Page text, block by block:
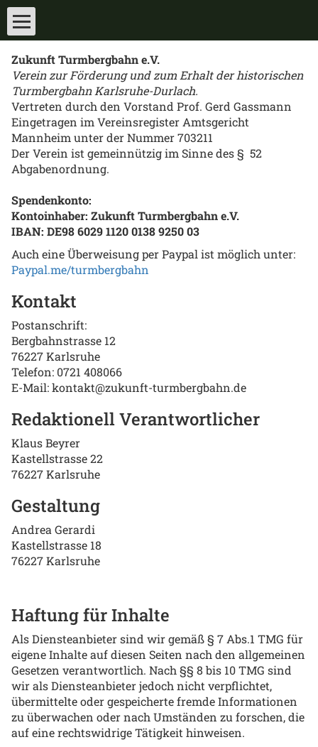
Zukunft Turmbergbahn e.V.
Verein zur Förderung und zum Erhalt der historischen
Turmbergbahn Karlsruhe-Durlach.
Vertreten durch den Vorstand Prof. Gerd Gassmann
Eingetragen im Vereinsregister Amtsgericht
Mannheim unter der Nummer 703211
Der Verein ist gemeinnützig im Sinne des § 52
Abgabenordnung.
Spendenkonto:
Kontoinhaber: Zukunft Turmbergbahn e.V.
IBAN: DE98 6029 1120 0138 9250 03
Auch eine Überweisung per Paypal ist möglich unter:
Paypal.me/turmbergbahn
Kontakt
Postanschrift:
Bergbahnstrasse 12
76227 Karlsruhe
Telefon: 0721 408066
E-Mail: kontakt@zukunft-turmbergbahn.de
Redaktionell Verantwortlicher
Klaus Beyrer
Kastellstrasse 22
76227 Karlsruhe
Gestaltung
Andrea Gerardi
Kastellstrasse 18
76227 Karlsruhe
Haftung für Inhalte
Als Diensteanbieter sind wir gemäß § 7 Abs.1 TMG für
eigene Inhalte auf diesen Seiten nach den allgemeinen
Gesetzen verantwortlich. Nach §§ 8 bis 10 TMG sind
wir als Diensteanbieter jedoch nicht verpflichtet,
übermittelte oder gespeicherte fremde Informationen
zu überwachen oder nach Umständen zu forschen, die
auf eine rechtswidrige Tätigkeit hinweisen.